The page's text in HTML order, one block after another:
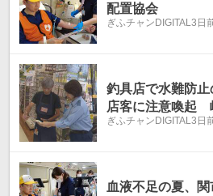
配置協会
ぎふチャンDIGITAL 3日
釣具店で水難防
店客に注意喚起
ぎふチャンDIGITAL 3日
血液不足の夏、